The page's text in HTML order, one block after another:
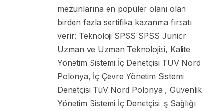
mezunlarına en popüler olanı olan
birden fazla sertifika kazanma fırsatı
verir: Teknoloji SPSS SPSS Junior
Uzman ve Uzman Teknolojisi, Kalite
Yönetim Sistemi İç Denetçisi TUV Nord
Polonya, İç Çevre Yönetim Sistemi
Denetçisi TüV Nord Polonya , Güvenlik
Yönetim Sistemi İç Denetçisi İş Sağlığı